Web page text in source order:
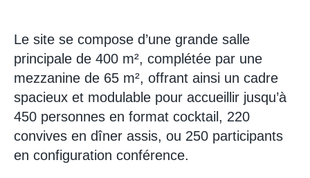
Le site se compose d’une grande salle
principale de 400 m², complétée par une
mezzanine de 65 m², offrant ainsi un cadre
spacieux et modulable pour accueillir jusqu’à
450 personnes en format cocktail, 220
convives en dîner assis, ou 250 participants
en configuration conférence.